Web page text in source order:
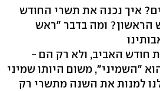
איך נכנה את תשרי החודש
הראשון? ומה בדבר "ראש
חודש האביב, ולא רק הם -
"השמיני", משום היותו שמיני
למנות את השנה מתשרי רק